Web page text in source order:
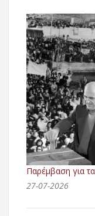
Παρέμβαση για
27-07-2026